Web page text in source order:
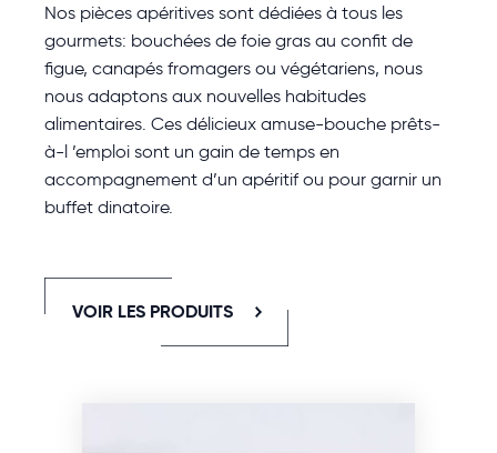
Nos pièces apéritives sont dédiées à tous les
gourmets: bouchées de foie gras au confit de
figue, canapés fromagers ou végétariens, nous
nous adaptons aux nouvelles habitudes
alimentaires. Ces délicieux amuse-bouche prêts-
à-l ’emploi sont un gain de temps en
accompagnement d’un apéritif ou pour garnir un
buffet dinatoire.
VOIR LES PRODUITS